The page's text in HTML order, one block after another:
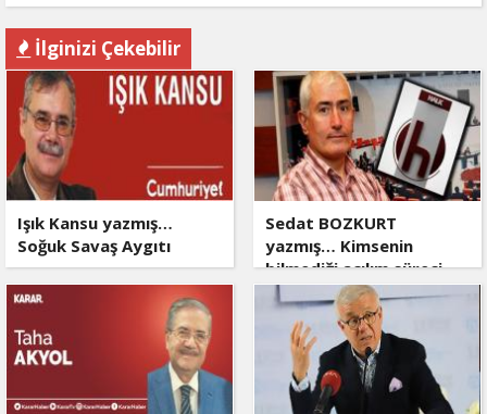
İlginizi Çekebilir
Işık Kansu yazmış…
Soğuk Savaş Aygıtı
Sedat BOZKURT
yazmış… Kimsenin
bilmediği açılım süreci